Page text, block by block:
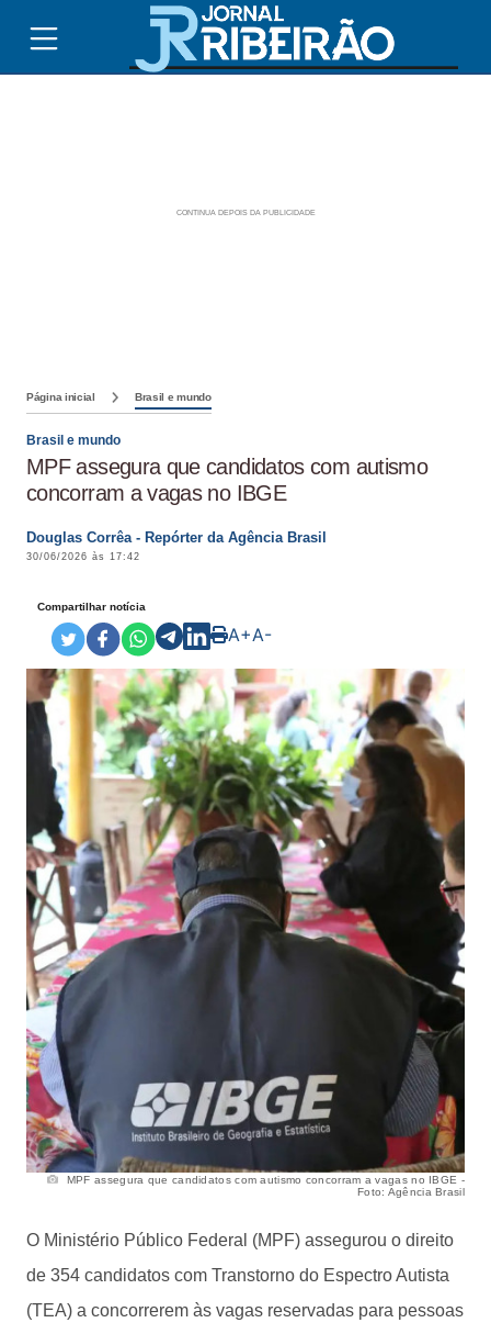
Página inicial Brasil e mundo
Brasil e mundo
MPF assegura que candidatos com autismo
concorram a vagas no IBGE
Douglas Corrêa - Repórter da Agência Brasil
30/06/2026 às 17:42
Compartilhar notícia
A+A-
MPF assegura que candidatos com autismo concorram a vagas no IBGE -
Foto: Agência Brasil
O Ministério Público Federal (MPF) assegurou o direito
de 354 candidatos com Transtorno do Espectro Autista
(TEA) a concorrerem às vagas reservadas para pessoas